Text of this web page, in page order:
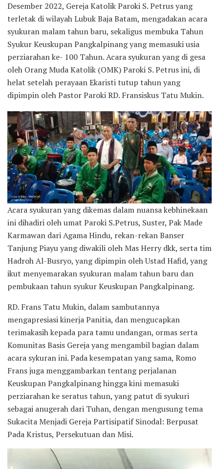
Desember 2022, Gereja Katolik Paroki S. Petrus yang
terletak di wilayah Lubuk Baja Batam, mengadakan acara
syukuran malam tahun baru, sekaligus membuka Tahun
Syukur Keuskupan Pangkalpinang yang memasuki usia
perziarahan ke- 100 Tahun. Acara syukuran yang di gesa
oleh Orang Muda Katolik (OMK) Paroki S. Petrus ini, di
helat setelah perayaan Ekaristi tutup tahun yang
dipimpin oleh Pastor Paroki RD. Fransiskus Tatu Mukin.
Acara syukuran yang dikemas dalam nuansa kebhinekaan
ini dihadiri oleh umat Paroki S.Petrus, Suster, Pak Made
Karmawan dari Agama Hindu, rekan-rekan Banser
Tanjung Piayu yang diwakili oleh Mas Herry dkk, serta tim
Hadroh Al-Busryo, yang dipimpin oleh Ustad Hafid, yang
ikut menyemarakan syukuran malam tahun baru dan
pembukaan tahun syukur Keuskupan Pangkalpinang.
RD. Frans Tatu Mukin, dalam sambutannya
mengapresiasi kinerja Panitia, dan mengucapkan
terimakasih kepada para tamu undangan, ormas serta
Komunitas Basis Gereja yang mengambil bagian dalam
acara sykuran ini. Pada kesempatan yang sama, Romo
Frans juga menggambarkan tentang perjalanan
Keuskupan Pangkalpinang hingga kini memasuki
perziarahan ke seratus tahun, yang patut di syukuri
sebagai anugerah dari Tuhan, dengan mengusung tema
Sukacita Menjadi Gereja Partisipatif Sinodal: Berpusat
Pada Kristus, Persekutuan dan Misi.